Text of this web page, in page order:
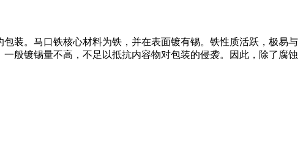
装。马口铁核心材料为铁，并在表面镀有锡。铁性质活跃，极易与
般镀锡量不高，不足以抵抗内容物对包装的侵袭。因此，除了腐蚀